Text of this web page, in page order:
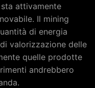
attivamente
Il mining
di energia
valorizzazione delle
quelle prodotte
andrebbero